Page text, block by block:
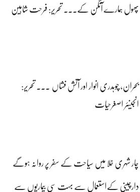
پھول ہمارے آنگن کے۔۔۔ تحریر: فرحت شاہین
بحران، چوہدری انوار اور آتش فشاں ۔۔۔ تحریر:
انجینئر اصغرحیات
چار شہری خلا میں سیاحت کے سفر پر روانہ ہوگے
دارچینی کےاستعمال سے بہت سی بیماریوں سے